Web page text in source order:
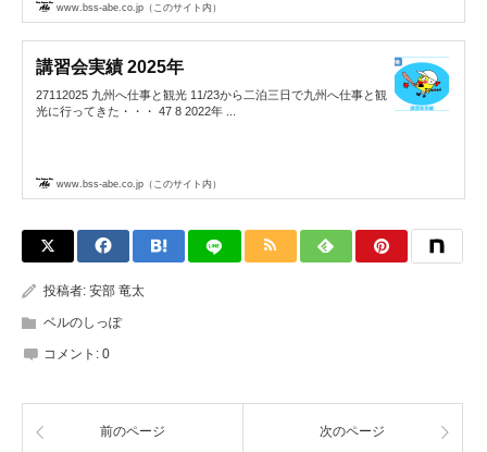
www.bss-abe.co.jp（このサイト内）
講習会実績 2025年
27112025 九州へ仕事と観光 11/23から二泊三日で九州へ仕事と観
光に行ってきた・・・ 47 8 2022年 ...
www.bss-abe.co.jp（このサイト内）
投稿者: 安部 竜太
ベルのしっぽ
コメント: 0
前のページ 次のページ